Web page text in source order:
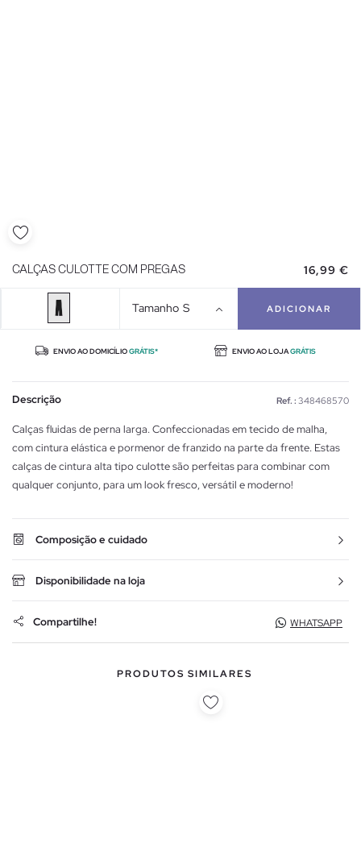
CALÇAS CULOTTE COM PREGAS 16,99 €
Tamanho S ADICIONAR
ENVIO AO DOMICÍLIOGRÁTIS* ENVIO AO LOJAGRÁTIS
Descrição Ref. : 348468570
Calças fluidas de perna larga. Confeccionadas em tecido de malha,
com cintura elástica e pormenor de franzido na parte da frente. Estas
calças de cintura alta tipo culotte são perfeitas para combinar com
qualquer conjunto, para um look fresco, versátil e moderno!
Composição e cuidado
Disponibilidade na loja
Compartilhe! WHATSAPP
PRODUTOS SIMILARES